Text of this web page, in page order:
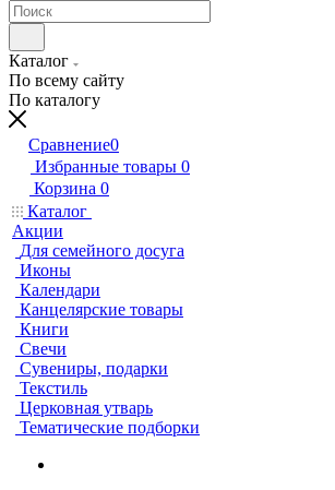
Каталог
По всему сайту
По каталогу
Сравнение0
Избранные товары 0
Корзина 0
Каталог
Акции
Для семейного досуга
Иконы
Календари
Канцелярские товары
Книги
Свечи
Сувениры, подарки
Текстиль
Церковная утварь
Тематические подборки